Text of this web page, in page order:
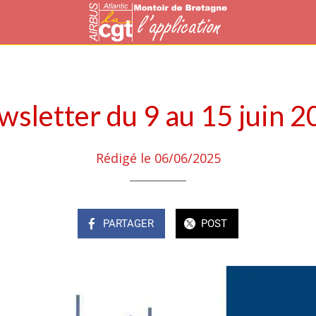
du 9 au 15 juin
Rédigé le 06/06/2025
PARTAGER POST